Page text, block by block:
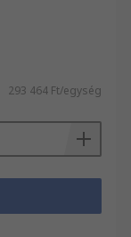
293 464 Ft/egység